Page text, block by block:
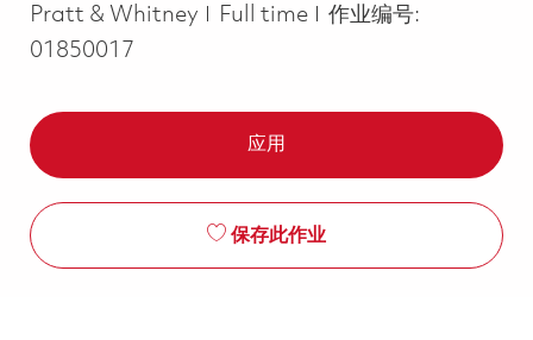
Pratt & Whitney
Job Type
Full time
作业编号:
01850017
应用
保存此作业